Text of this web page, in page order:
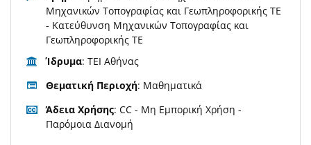
Μηχανικών Τοπογραφίας και Γεωπληροφορικής ΤΕ
- Κατεύθυνση Μηχανικών Τοπογραφίας και
Γεωπληροφορικής ΤΕ
Ίδρυμα: ΤΕΙ Αθήνας
Θεματική Περιοχή: Μαθηματικά
Άδεια Χρήσης: CC - Μη Εμπορική Χρήση -
Παρόμοια Διανομή